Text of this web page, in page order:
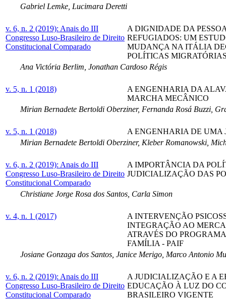
Gabriel Lemke, Lucimara Deretti
v. 6, n. 2 (2019): Anais do III
Congresso Luso-Brasileiro de Direito
Constitucional Comparado
A DIGNIDADE DA
REFUGIADOS: UM
MUDANÇA NA ITÁLIA
POLÍTICAS
Ana Victória Berlim, Jonathan Cardoso Régis
v. 5, n. 1 (2018)
A ENGENHARIA DA
MARCHA MECÂNICO
Mirian Bernadete Bertoldi Oberziner, Fernanda Rosá Buzzi,
v. 5, n. 1 (2018)
A ENGENHARIA DE UMA
Mirian Bernadete Bertoldi Oberziner, Kleber Romanowski,
v. 6, n. 2 (2019): Anais do III
Congresso Luso-Brasileiro de Direito
Constitucional Comparado
A IMPORTÂNCIA DA
JUDICIALIZAÇÃO DAS
Christiane Jorge Rosa dos Santos, Carla Simon
v. 4, n. 1 (2017)
A INTERVENÇÃO
INTEGRAÇÃO AO
ATRAVÉS DO
FAMÍLIA - PAIF
Josiane Gonzaga dos Santos, Janice Merigo, Marco Antonio
v. 6, n. 2 (2019): Anais do III
Congresso Luso-Brasileiro de Direito
Constitucional Comparado
A JUDICIALIZAÇÃO E A
EDUCAÇÃO À LUZ DO
BRASILEIRO VIGENTE